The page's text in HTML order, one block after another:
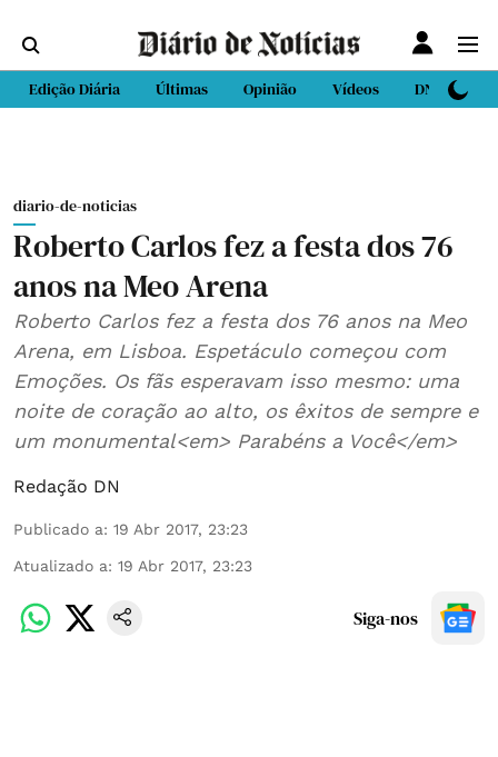
Edição Diária Últimas Opinião Vídeos DN Sport
diario-de-noticias
Roberto Carlos fez a festa dos 76
anos na Meo Arena
Roberto Carlos fez a festa dos 76 anos na Meo
Arena, em Lisboa. Espetáculo começou com
Emoções. Os fãs esperavam isso mesmo: uma
noite de coração ao alto, os êxitos de sempre e
um monumental<em> Parabéns a Você</em>
Redação DN
Publicado a: 19 Abr 2017, 23:23
Atualizado a: 19 Abr 2017, 23:23
Siga-nos